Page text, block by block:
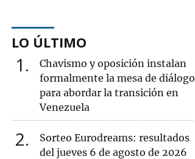
LO ÚLTIMO
1
Chavismo y oposición instalan
formalmente la mesa de diálogo
para abordar la transición en
Venezuela
2
Sorteo Eurodreams: resultados
del jueves 6 de agosto de 2026